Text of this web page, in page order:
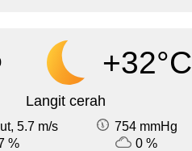
+32°C
Langit cerah
5.7 m/s
754 mmHg
%
0 %